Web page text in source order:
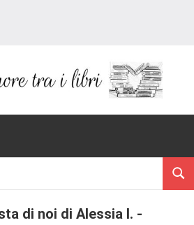
di noi di Alessia I. -